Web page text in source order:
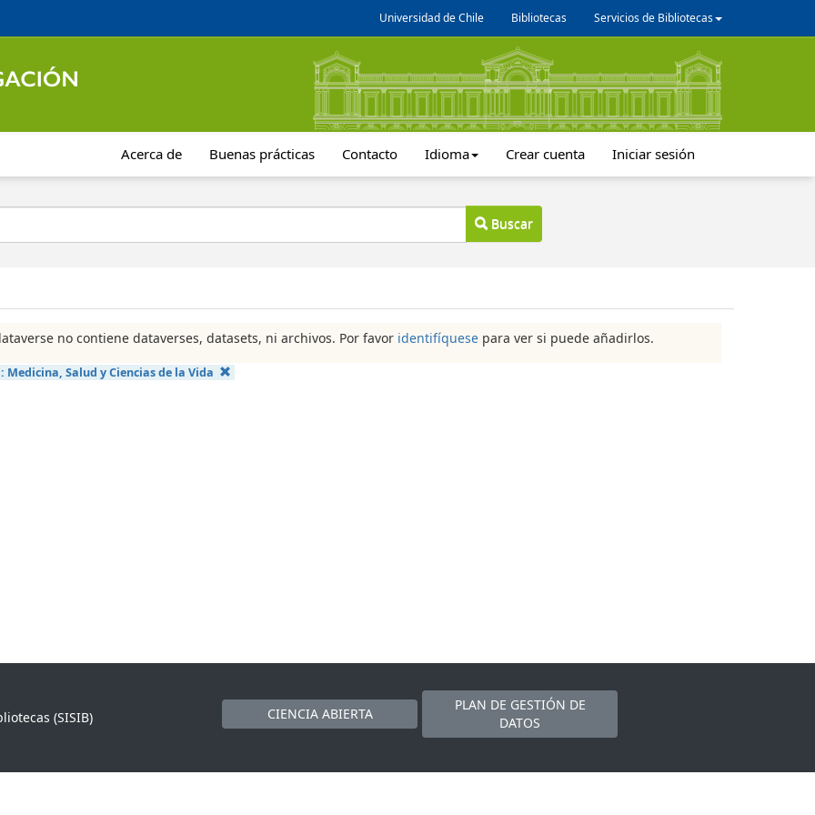
Universidad de Chile Bibliotecas Servicios de Bibliotecas
Acerca de Buenas prácticas Contacto Idioma Crear cuenta Iniciar sesión
Buscar
no contiene dataverses, datasets, ni archivos. Por favor identifíquese para ver si puede añadirlos.
Medicina, Salud y Ciencias de la Vida
(SISIB)
CIENCIA ABIERTA
PLAN DE GESTIÓN DE
DATOS